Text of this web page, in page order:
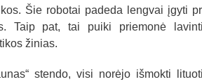
Šie robotai padeda lengvai įgyti
Taip pat, tai puiki priemonė
žinias.
stendo, visi norėjo išmokti